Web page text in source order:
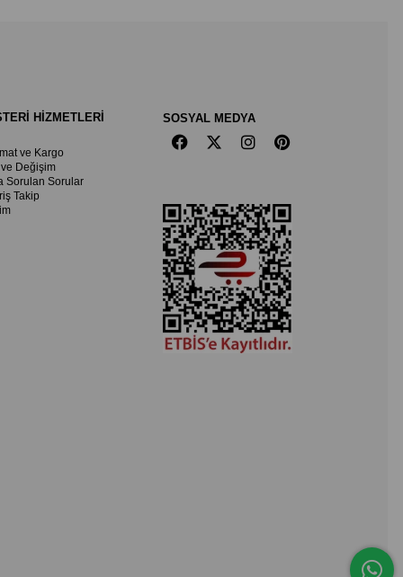
HİZMETLERİ
ve Kargo
ve Değişim
Sorulan Sorular
Takip
SOSYAL MEDYA